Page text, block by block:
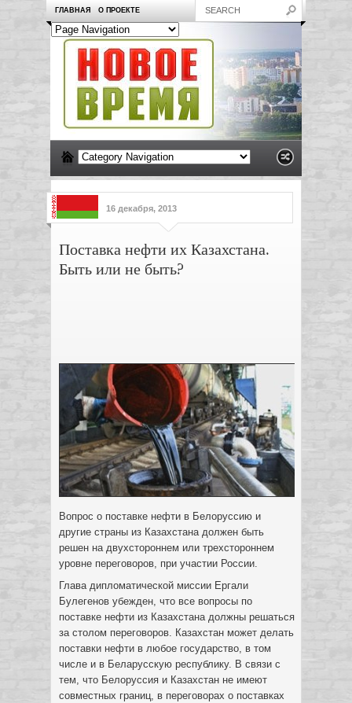
ГЛАВНАЯ О ПРОЕКТЕ
16 декабря, 2013
Поставка нефти их Казахстана.
Быть или не быть?
Вопрос о поставке нефти в Белоруссию и
другие страны из Казахстана должен быть
решен на двухстороннем или трехстороннем
уровне переговоров, при участии России.
Глава дипломатической миссии Ергали
Булегенов убежден, что все вопросы по
поставке нефти из Казахстана должны решаться
за столом переговоров. Казахстан может делать
поставки нефти в любое государство, в том
числе и в Беларусскую республику. В связи с
тем, что Белоруссия и Казахстан не имеют
совместных границ, в переговорах о поставках